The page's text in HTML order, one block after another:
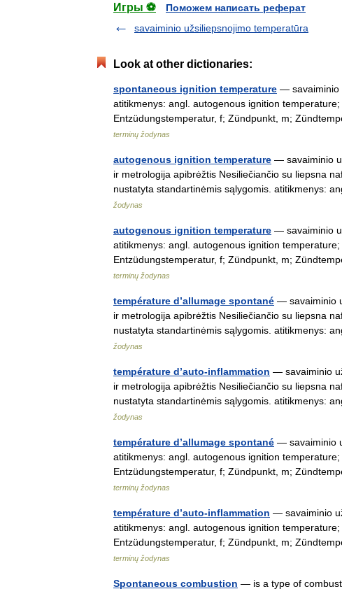
Игры ⚽
Поможем написать реферат
savaiminio užsiliepsnojimo temperatūra
Look at other dictionaries:
spontaneous ignition temperature — savaiminio
atitikmenys: angl. autogenous ignition
Entzüdungstemperatur, f; Zündpunkt, m;
terminų žodynas
autogenous ignition temperature — savaiminio
ir metrologija apibrėžtis Nesiliečiančio su liepsna
nustatyta standartinėmis sąlygomis. atitikmenys:
žodynas
autogenous ignition temperature — savaiminio
atitikmenys: angl. autogenous ignition
Entzüdungstemperatur, f; Zündpunkt, m;
terminų žodynas
température d’allumage spontané — savaiminio
ir metrologija apibrėžtis Nesiliečiančio su liepsna
nustatyta standartinėmis sąlygomis. atitikmenys:
žodynas
température d’auto-inflammation — savaiminio
ir metrologija apibrėžtis Nesiliečiančio su liepsna
nustatyta standartinėmis sąlygomis. atitikmenys:
žodynas
température d’allumage spontané — savaiminio
atitikmenys: angl. autogenous ignition
Entzüdungstemperatur, f; Zündpunkt, m;
terminų žodynas
température d’auto-inflammation — savaiminio
atitikmenys: angl. autogenous ignition
Entzüdungstemperatur, f; Zündpunkt, m;
terminų žodynas
Spontaneous combustion — is a type of